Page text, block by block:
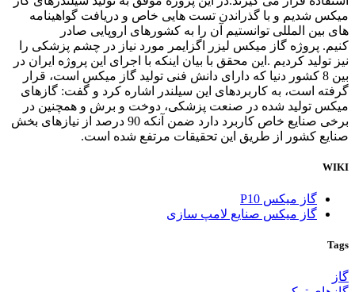
میکس شدیم و با گذراندن تست هایی خاص و دریافت گواهینامه
های بین المللی توانستیم آن را به کشورهای اروپایی صادر
کنیم. پروژه گاز میکس لیزر اگزایمر مورد نیاز در چشم پزشکی را
نیز تولید کردیم .این محقق با بیان اینکه با اجرای این پروژه ایران در
بین 8 کشور دنیا که دارای دانش فنی تولید گاز میکس است، قرار
گرفته است، به کاربردهای این سیلندر اشاره کرد و گفت: گازهای
میکس تولید شده در صنعت پزشکی، دوخت و برش و همچنین در
برخی صنایع خاص کاربرد دارد ضمن آنکه 90 درصد از نیازهای بخش
صنایع کشور از طریق این تحقیقات مرتفع شده است.
WIKI
گاز میکس P10
گاز میکس صنایع لامپ سازی
Tags
گاز